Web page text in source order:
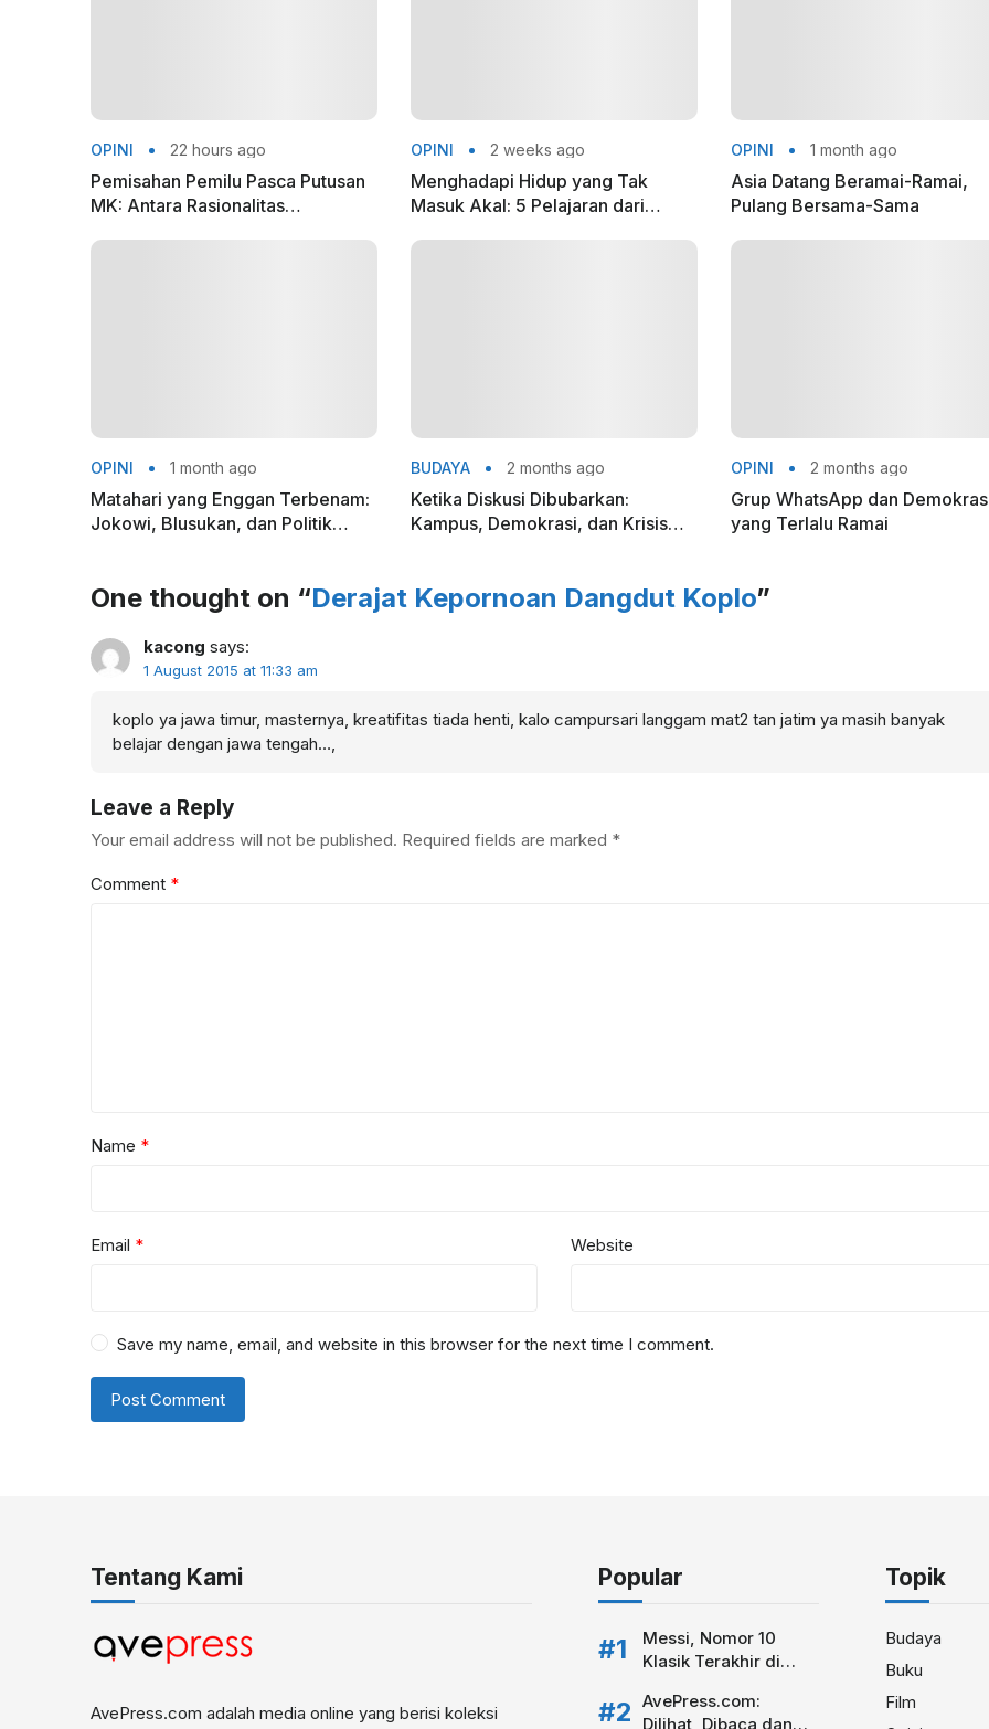
OPINI 22 hours ago
Pemisahan Pemilu Pasca Putusan
MK: Antara Rasionalitas
Elit Partai
OPINI 2 weeks ago
Menghadapi Hidup yang Tak
Masuk Akal: 5 Pelajaran dari
OPINI 1 month ago
Asia Datang Beramai-Ramai,
Pulang Bersama-Sama
OPINI 1 month ago
Matahari yang Enggan Terbenam:
Jokowi, Blusukan, dan Politik
BUDAYA 2 months ago
Ketika Diskusi Dibubarkan:
Kampus, Demokrasi, dan Krisis
OPINI 2 months ago
Grup WhatsApp dan
yang Terlalu Ramai
One thought on “Derajat Kepornoan Dangdut Koplo”
kacong says:
1 August 2015 at 11:33 am
koplo ya jawa timur, masternya, kreatifitas tiada henti, kalo campursari langgam mat2 tan jatim ya masih banyak
belajar dengan jawa tengah…,
Leave a Reply
Your email address will not be published. Required fields are marked *
Comment *
Name *
Email * Website
Save my name, email, and website in this browser for the next time I comment.
Tentang Kami
AvePress.com adalah media online yang berisi koleksi
Popular
Messi, Nomor 10
Klasik Terakhir di
AvePress.com:
Dilihat, Dibaca dan
Topik
Budaya
Buku
Film